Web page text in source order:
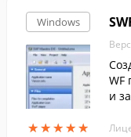
Windows
★★★★★
★★★★★
WF
и